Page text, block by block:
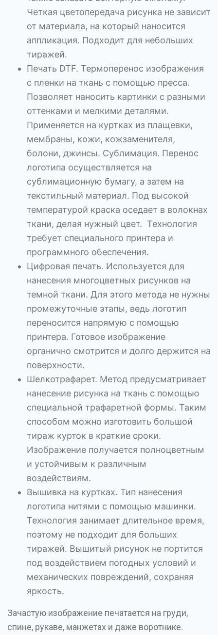
Четкая цветопередача рисунка не зависит
от материала, на который наносится
аппликация. Подходит для небольших
тиражей.
Печать DTF. Термоперенос изображения
с пленки на ткань с помощью пресса.
Позволяет наносить картинки с разными
оттенками и мелкими деталями.
Применяется на куртках из плащевки,
мембраны, кожи, кожзаменителя,
болони, джинсы. Сублимация. Перенос
логотипа осуществляется на
сублимационную бумагу, а затем на
текстильный материал. Под высокой
температурой краска оседает в волокнах
ткани, делая нужный цвет. Технология
требует специального принтера и
программного обеспечения.
Цифровая печать. Используется для
нанесения многоцветных рисунков на
темной ткани. Для этого метода не нужны
промежуточные этапы, ведь логотип
переносится напрямую с помощью
принтера. Готовое изображение
органично смотрится и долго держится на
поверхности.
Шелкотрафарет. Метод предусматривает
нанесение рисунка на ткань с помощью
специальной трафаретной формы. Таким
способом можно изготовить большой
тираж курток в краткие сроки.
Изображение получается полноцветным
и устойчивым к различным
воздействиям.
Вышивка на куртках. Тип нанесения
логотипа нитями с помощью машинки.
Технология занимает длительное время,
поэтому не подходит для больших
тиражей. Вышитый рисунок не портится
под воздействием погодных условий и
механических повреждений, сохраняя
яркость.
Зачастую изображение печатается на груди,
спине, рукаве, манжетах и даже воротнике.